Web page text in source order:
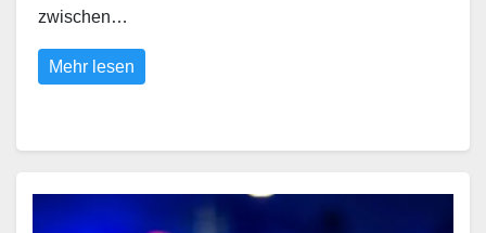
zwischen…
Mehr lesen